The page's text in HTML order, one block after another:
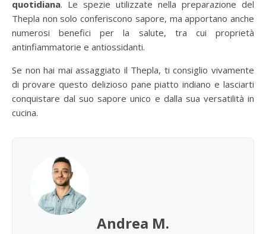
quotidiana. Le spezie utilizzate nella preparazione del
Thepla non solo conferiscono sapore, ma apportano anche
numerosi benefici per la salute, tra cui proprietà
antinfiammatorie e antiossidanti.
Se non hai mai assaggiato il Thepla, ti consiglio vivamente
di provare questo delizioso pane piatto indiano e lasciarti
conquistare dal suo sapore unico e dalla sua versatilità in
cucina.
Andrea M.